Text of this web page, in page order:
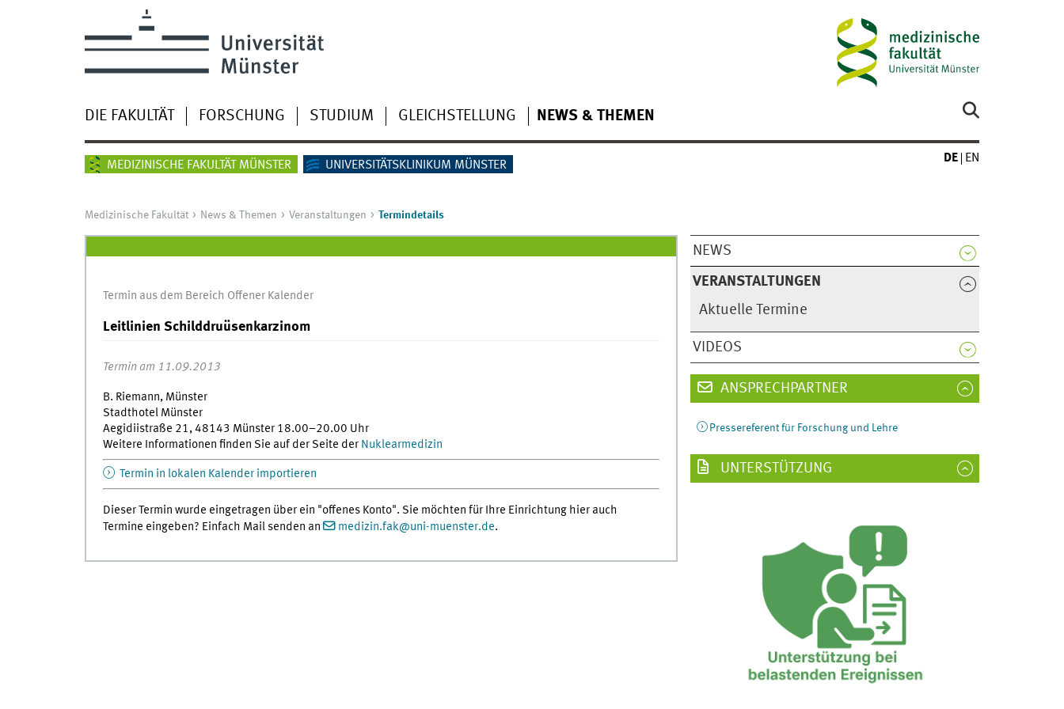
DIE FAKULTÄT FORSCHUNG STUDIUM GLEICHSTELLUNG NEWS & THEMEN
MEDIZINISCHE FAKULTÄT MÜNSTER UNIVERSITÄTSKLINIKUM MÜNSTER
DE EN
Medizinische Fakultät News & Themen Veranstaltungen Termindetails
NEWS
VERANSTALTUNGEN
Aktuelle Termine
VIDEOS
Termin aus dem Bereich Offener Kalender
Leitlinien Schilddruüsenkarzinom
Termin am 11.09.2013
B. Riemann, Münster
Stadthotel Münster
Aegidiistraße 21, 48143 Münster 18.00–20.00 Uhr
Weitere Informationen finden Sie auf der Seite der Nuklearmedizin
Termin in lokalen Kalender importieren
Dieser Termin wurde eingetragen über ein "offenes Konto". Sie möchten für Ihre Einrichtung hier auch
Termine eingeben? Einfach Mail senden an
medizin.fak@uni-muenster.de.
ANSPRECHPARTNER
Pressereferent für Forschung und Lehre
UNTERSTÜTZUNG